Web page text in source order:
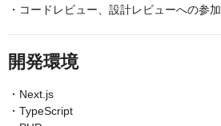
・コードレビュー、設計レビューへの参加
開発環境
・Next.js
・TypeScript